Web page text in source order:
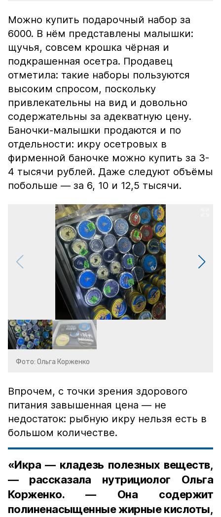
Можно купить подарочный набор за
6000. В нём представлены малышки:
щучья, совсем крошка чёрная и
подкрашенная осетра. Продавец
отметила: такие наборы пользуются
высоким спросом, поскольку
привлекательны на вид и довольно
содержательны за адекватную цену.
Баночки-малышки продаются и по
отдельности: икру осетровых в
фирменной баночке можно купить за 3-
4 тысячи рублей. Даже следуют объёмы
побольше — за 6, 10 и 12,5 тысячи.
Фото: Ольга Корженко
Впрочем, с точки зрения здорового
питания завышенная цена — не
недостаток: рыбную икру нельзя есть в
большом количестве.
«Икра — кладезь полезных веществ,
— рассказала нутрициолог Ольга
Корженко. — Она содержит
полиненасыщенные жирные кислоты,